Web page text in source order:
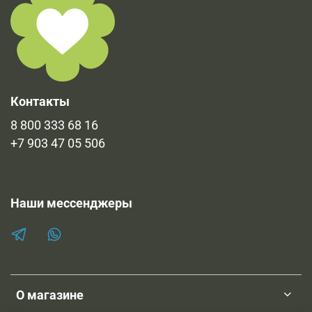
предоставляются по запросу.
О магазине
Контакты
8 800 333 68 16
+7 903 47 05 506
Наши мессенджеры